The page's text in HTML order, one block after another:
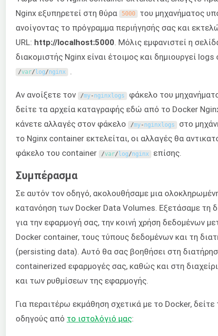
Nginx εξυπηρετεί στη θύρα
5000 του μηχανήματος
ανοίγοντας το πρόγραμμα περιήγησής σας και
URL: http://localhost:5000 . Μόλις εμφανιστεί η
διακομιστής Nginx είναι έτοιμος και δημιουργεί
/var/ log/nginx .
Αν ανοίξετε τον /my- nginxlogs φάκελο του
δείτε τα αρχεία καταγραφής εδώ από το Docker
κάνετε αλλαγές στον φάκελο
/my- nginxlogs στο
το Nginx container εκτελείται, οι αλλαγές θα
φάκελο του container
/var/ log/nginx επίσης.
Συμπέρασμα
Σε αυτόν τον οδηγό, ακολουθήσαμε μια
κατανόηση των Docker Data Volumes. Εξετάσαμε τη
για την εφαρμογή σας, την κοινή χρήση δεδομένων
Docker container, τους τύπους δεδομένων και τη
(persisting data). Αυτό θα σας βοηθήσει στη
containerized εφαρμογές σας, καθώς και στη
και των ρυθμίσεων της εφαρμογής.
Για περαιτέρω εκμάθηση σχετικά με το Docker,
οδηγούς από το ιστολόγιό μας: